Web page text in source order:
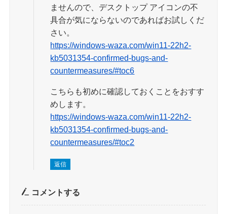
ませんので、デスクトップ アイコンの不
具合が気にならないのであればお試しくだ
さい。
https://windows-waza.com/win11-22h2-
kb5031354-confirmed-bugs-and-
countermeasures/#toc6
こちらも初めに確認しておくことをおすす
めします。
https://windows-waza.com/win11-22h2-
kb5031354-confirmed-bugs-and-
countermeasures/#toc2
返信
コメントする